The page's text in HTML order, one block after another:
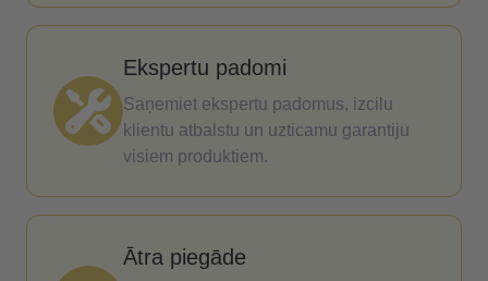
Ekspertu padomi
Saņemiet ekspertu padomus, izcilu
klientu atbalstu un uzticamu garantiju
visiem produktiem.
Ātra piegāde